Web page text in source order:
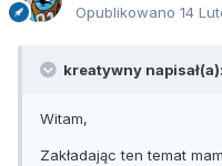
Opublikowano 14
kreatywny napisał(a):
Witam,
Zakładając ten temat